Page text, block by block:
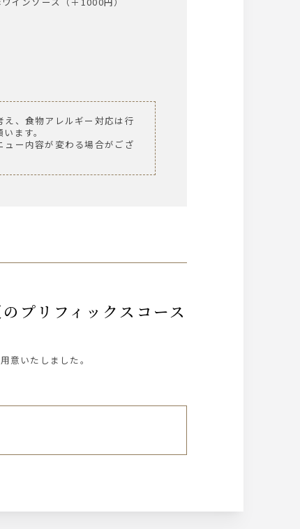
、食物アレルギー対応は行
ます。
ー内容が変わる場合がござ
意いたしました。